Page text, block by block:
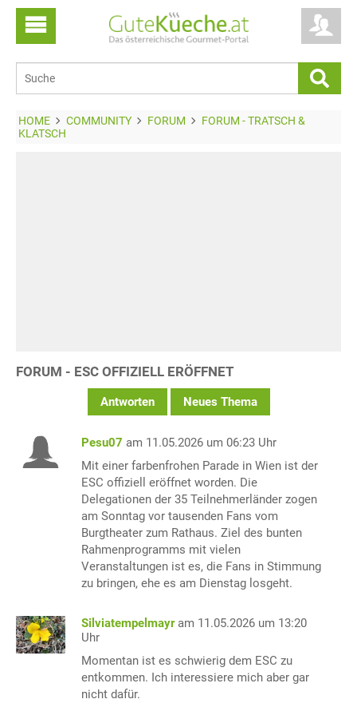
HOME COMMUNITY FORUM
FORUM - TRATSCH &
KLATSCH
FORUM - ESC OFFIZIELL ERÖFFNET
Antworten Neues Thema
Pesu07 am 11.05.2026 um 06:23 Uhr
Mit einer farbenfrohen Parade in Wien ist der
ESC offiziell eröffnet worden. Die
Delegationen der 35 Teilnehmerländer zogen
am Sonntag vor tausenden Fans vom
Burgtheater zum Rathaus. Ziel des bunten
Rahmenprogramms mit vielen
Veranstaltungen ist es, die Fans in Stimmung
zu bringen, ehe es am Dienstag losgeht.
Silviatempelmayr am 11.05.2026 um 13:20
Uhr
Momentan ist es schwierig dem ESC zu
entkommen. Ich interessiere mich aber gar
nicht dafür.